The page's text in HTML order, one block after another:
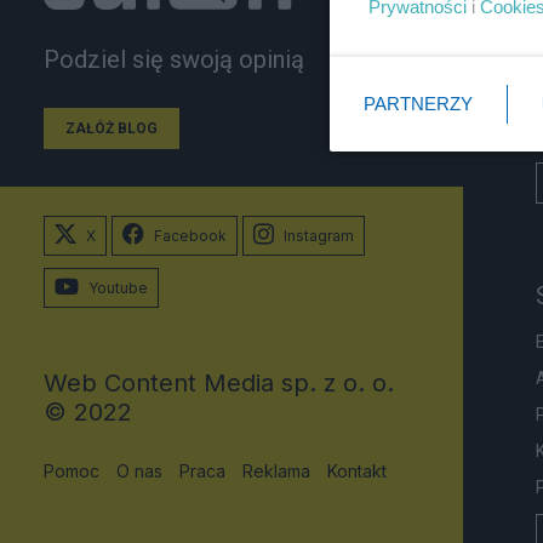
Podziel się swoją opinią
ZAŁÓŻ BLOG
X Facebook Instagram
Youtube
Web Content Media sp. z o. o.
© 2022
Pomoc O nas Praca Reklama Kontakt
Prywatności i Cookies
PARTNERZY